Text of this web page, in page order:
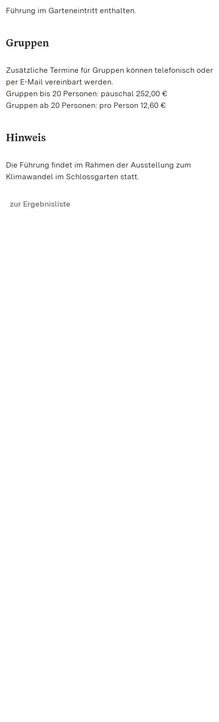
Führung im Garteneintritt enthalten.
Gruppen
Zusätzliche Termine für Gruppen können telefonisch oder
per E-Mail vereinbart werden.
Gruppen bis 20 Personen: pauschal 252,00 €
Gruppen ab 20 Personen: pro Person 12,60 €
Hinweis
Die Führung findet im Rahmen der Ausstellung zum
Klimawandel im Schlossgarten statt.
zur Ergebnisliste